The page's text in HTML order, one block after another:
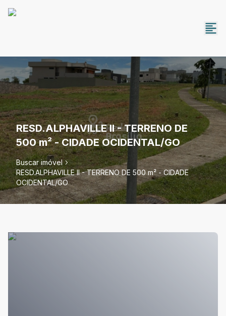
RESD.ALPHAVILLE II - TERRENO DE
500 m² - CIDADE OCIDENTAL/GO
Buscar imóvel
RESD.ALPHAVILLE II - TERRENO DE 500 m² - CIDADE
OCIDENTAL/GO